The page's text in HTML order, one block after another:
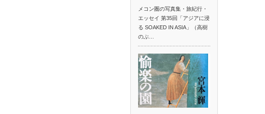
メコン圏の写真集・旅紀行・
エッセイ 第35回「アジアに浸
る SOAKED IN ASIA」（高樹
のぶ…